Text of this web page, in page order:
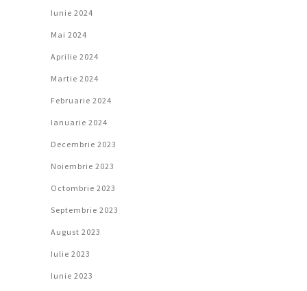
Iunie 2024
Mai 2024
Aprilie 2024
Martie 2024
Februarie 2024
Ianuarie 2024
Decembrie 2023
Noiembrie 2023
Octombrie 2023
Septembrie 2023
August 2023
Iulie 2023
Iunie 2023